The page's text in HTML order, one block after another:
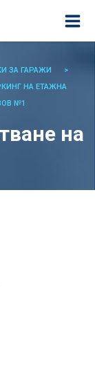
ЗА ГАРАЖИ
НА ЕТАЖНА
№1
на